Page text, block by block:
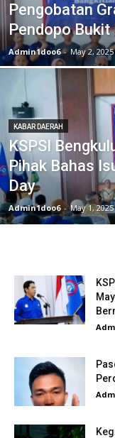
Pengobatan
Pendopo Bukit
Admin1doo6 - May 2, 2025
KABAR DAERAH
KSPSI
Pihak Bahas
Day
Admin1doo6 - May 1, 2025